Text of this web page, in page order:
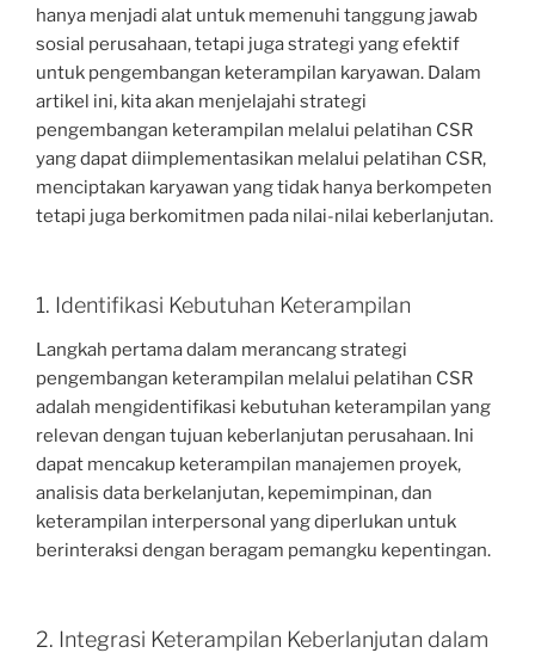
hanya menjadi alat untuk memenuhi tanggung jawab
sosial perusahaan, tetapi juga strategi yang efektif
untuk pengembangan keterampilan karyawan. Dalam
artikel ini, kita akan menjelajahi strategi
pengembangan keterampilan melalui pelatihan CSR
yang dapat diimplementasikan melalui pelatihan CSR,
menciptakan karyawan yang tidak hanya berkompeten
tetapi juga berkomitmen pada nilai-nilai keberlanjutan.
1. Identifikasi Kebutuhan Keterampilan
Langkah pertama dalam merancang strategi
pengembangan keterampilan melalui pelatihan CSR
adalah mengidentifikasi kebutuhan keterampilan yang
relevan dengan tujuan keberlanjutan perusahaan. Ini
dapat mencakup keterampilan manajemen proyek,
analisis data berkelanjutan, kepemimpinan, dan
keterampilan interpersonal yang diperlukan untuk
berinteraksi dengan beragam pemangku kepentingan.
2. Integrasi Keterampilan Keberlanjutan dalam